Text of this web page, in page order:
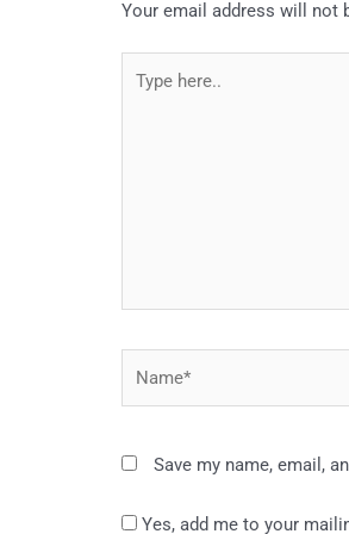
Your email address will not
here..
Save my name, email,
Yes, add me to your